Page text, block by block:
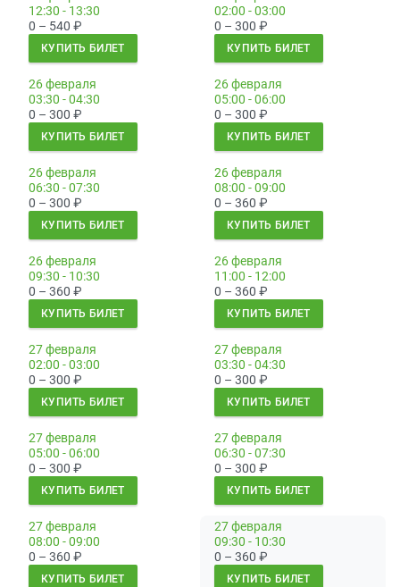
12:30 - 13:30
0 – 540 ₽
КУПИТЬ БИЛЕТ
02:00 - 03:00
0 – 300 ₽
КУПИТЬ БИЛЕТ
26 февраля
03:30 - 04:30
0 – 300 ₽
КУПИТЬ БИЛЕТ
26 февраля
05:00 - 06:00
0 – 300 ₽
КУПИТЬ БИЛЕТ
26 февраля
06:30 - 07:30
0 – 300 ₽
КУПИТЬ БИЛЕТ
26 февраля
08:00 - 09:00
0 – 360 ₽
КУПИТЬ БИЛЕТ
26 февраля
09:30 - 10:30
0 – 360 ₽
КУПИТЬ БИЛЕТ
26 февраля
11:00 - 12:00
0 – 360 ₽
КУПИТЬ БИЛЕТ
27 февраля
02:00 - 03:00
0 – 300 ₽
КУПИТЬ БИЛЕТ
27 февраля
03:30 - 04:30
0 – 300 ₽
КУПИТЬ БИЛЕТ
27 февраля
05:00 - 06:00
0 – 300 ₽
КУПИТЬ БИЛЕТ
27 февраля
06:30 - 07:30
0 – 300 ₽
КУПИТЬ БИЛЕТ
27 февраля
08:00 - 09:00
0 – 360 ₽
КУПИТЬ БИЛЕТ
27 февраля
09:30 - 10:30
0 – 360 ₽
КУПИТЬ БИЛЕТ